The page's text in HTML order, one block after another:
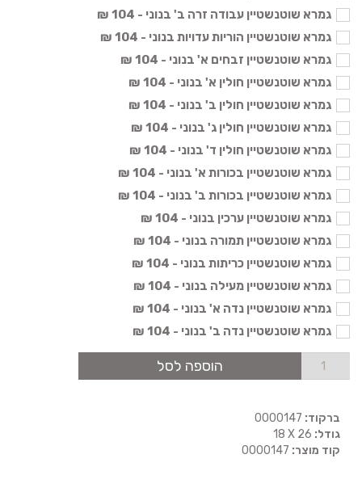
גמרא שוטנשטיין עבודה זרה ב' בנוני - 104 ₪
גמרא שוטנשטיין הוריות עדויות בנוני - 104 ₪
גמרא שוטנשטיין זבחים א' בנוני - 104 ₪
גמרא שוטנשטיין חולין א' בנוני - 104 ₪
גמרא שוטנשטיין חולין ב' בנוני - 104 ₪
גמרא שוטנשטיין חולין ג' בנוני - 104 ₪
גמרא שוטנשטיין חולין ד' בנוני - 104 ₪
גמרא שוטנשטיין בכורות א' בנוני - 104 ₪
גמרא שוטנשטיין בכורות ב' בנוני - 104 ₪
גמרא שוטנשטיין ערכין בנוני - 104 ₪
גמרא שוטנשטיין תמורה בנוני - 104 ₪
גמרא שוטנשטיין כריתות בנוני - 104 ₪
גמרא שוטנשטיין מעילה בנוני - 104 ₪
גמרא שוטנשטיין נדה א' בנוני - 104 ₪
גמרא שוטנשטיין נדה ב' בנוני - 104 ₪
הוספה לסל
ברקוד:
גודל: 18 X 26
קוד מוצר: